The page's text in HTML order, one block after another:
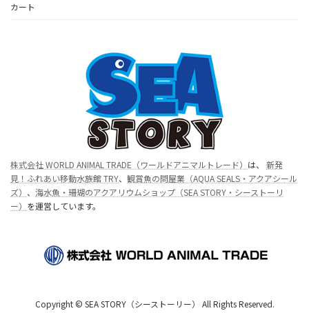
カート
株式会社 WORLD ANIMAL TRADE（ワールドアニマルトレード） は、 新発
見！ふれあい移動水族館 TRY、 観賞魚の問屋業（AQUA SEALS・アクアシール
ズ） 、 海水魚・珊瑚のアクアリウムショップ（SEA STORY・シーストーリ
ー） を運営しています。
Copyright © SEA STORY（シーストーリー） All Rights Reserved.